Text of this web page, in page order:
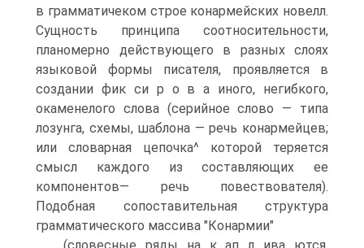
в грамматичеком строе конармейских новелл.
Сущность принципа соотносительности,
планомерно действующего в разных слоях
языковой формы писателя, проявляется в
создании фик си р о в а иного, негибкого,
окаменелого слова (серийное слово — типа
лозунга, схемы, шаблона — речь конармейцев;
или словарная цепочка^ которой теряется
смысл каждого из составляющих ее
компонентов— речь повествователя).
Подобная сопоставительная структура
грамматического массива "Конармии"